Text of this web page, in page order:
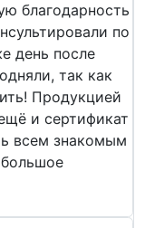
благодарность
по
день после
так как
Продукцией
и сертификат
всем знакомым